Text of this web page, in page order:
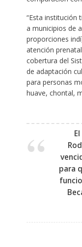
“Esta institución
a municipios de
proporciones
atención
cobertura del
de adaptación
para personas
huave, chontal,
para